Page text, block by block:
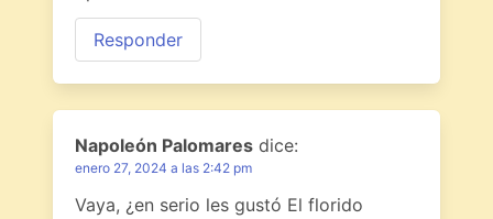
Responder
Napoleón Palomares dice:
enero 27, 2024 a las 2:42 pm
Vaya, ¿en serio les gustó El florido